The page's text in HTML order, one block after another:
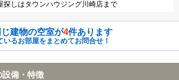
探しはタウンハウジング川崎店まで
じ建物の空室が4件あります
いるお部屋をまとめてお問合せ！
設備・特徴